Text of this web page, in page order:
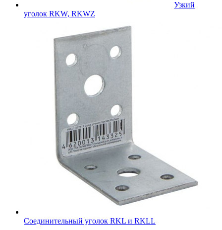
Узкий
уголок RKW, RKWZ
Соединительный уголок RKL и RKLL